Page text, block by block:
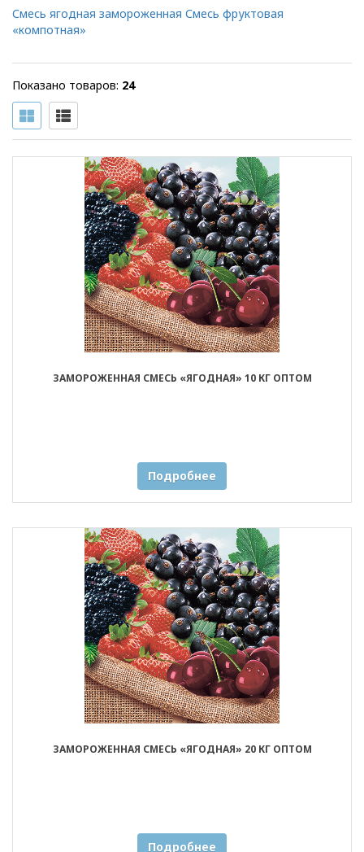
Смесь ягодная замороженная Смесь фруктовая
«компотная»
Показано товаров: 24
ЗАМОРОЖЕННАЯ СМЕСЬ «ЯГОДНАЯ» 10 КГ ОПТОМ
Подробнее
ЗАМОРОЖЕННАЯ СМЕСЬ «ЯГОДНАЯ» 20 КГ ОПТОМ
Подробнее